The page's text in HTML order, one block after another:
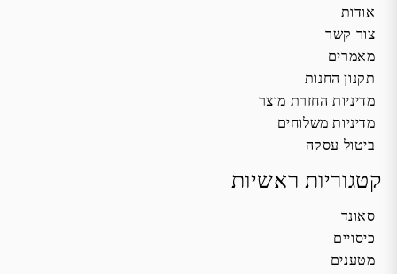
אודות
צור קשר
מאמרים
תקנון החנות
מדיניות החזרת מוצר
מדיניות משלוחים
ביטול עסקה
קטגוריות ראשיות
סאונד
כיסויים
מטענים